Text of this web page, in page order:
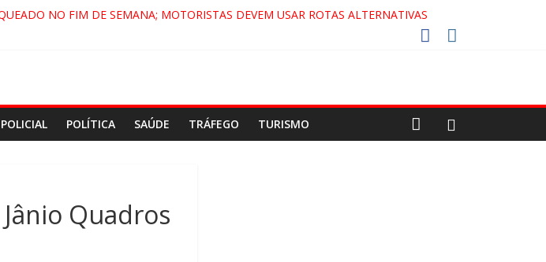
NO FIM DE SEMANA; MOTORISTAS DEVEM USAR ROTAS ALTERNATIVAS
POLICIAL POLÍTICA SAÚDE TRÁFEGO TURISMO
Quadros